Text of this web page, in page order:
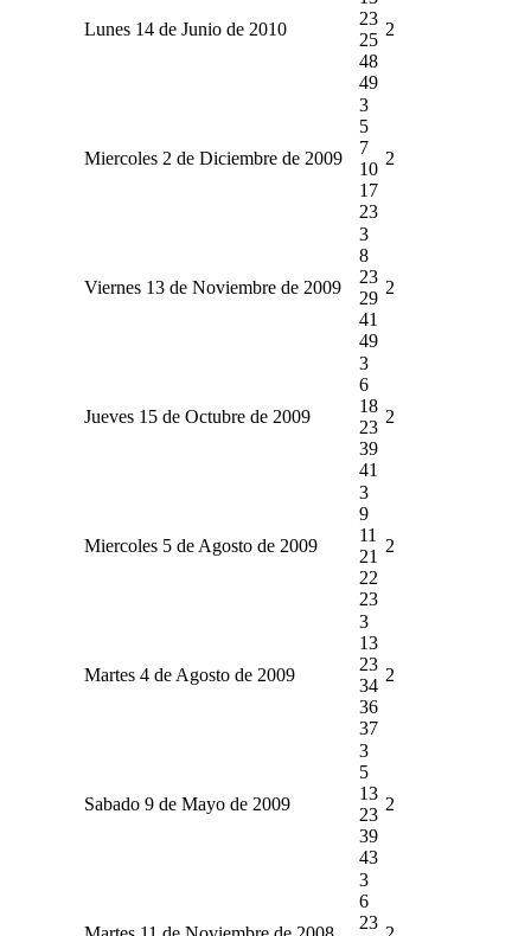
Lunes 14 de Junio de 2010
23
25
48
49
2
Miercoles 2 de Diciembre de 2009
3
5
7
10
17
23
2
Viernes 13 de Noviembre de 2009
3
8
23
29
41
49
2
Jueves 15 de Octubre de 2009
3
6
18
23
39
41
2
Miercoles 5 de Agosto de 2009
3
9
11
21
22
23
2
Martes 4 de Agosto de 2009
3
13
23
34
36
37
2
Sabado 9 de Mayo de 2009
3
5
13
23
39
43
2
3
6
23